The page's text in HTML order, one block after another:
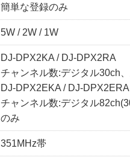
簡単な登録のみ
5W / 2W / 1W
DJ-DPX2KA / DJ-DPX2RA
チャンネル数:デジタル30ch
DJ-DPX2EKA / DJ-
チャンネル数:デジタル
のみ
351MHz帯